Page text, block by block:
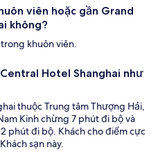
viên hoặc gần Grand
không?
khuôn viên.
Hotel Shanghai như
thuộc Trung tâm Thượng Hải,
Kinh chừng 7 phút đi bộ và
phút đi bộ. Khách cho điểm cực
sạn này.